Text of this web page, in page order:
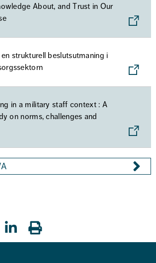
About, and Trust in Our
strukturell beslutsutmaning i
in a military staff context : A
on norms, challenges and